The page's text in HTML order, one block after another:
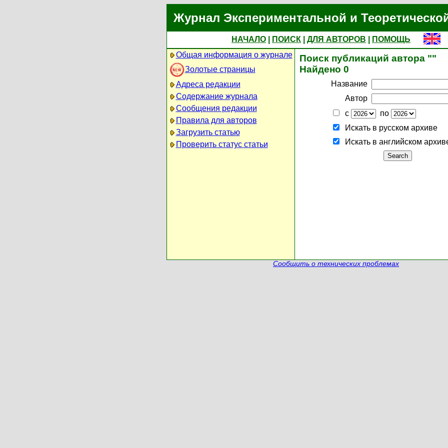
Журнал Экспериментальной и
НАЧАЛО ПОИСК ДЛЯ АВТОРОВ
ПОМОЩЬ
Общая информация о журнале
Золотые страницы
Адреса редакции
Содержание журнала
Сообщения редакции
Правила для авторов
Загрузить статью
Проверить статус статьи
Поиск публикаций автора ""
Найдено 0
Название
Автор
с
по
Искать в русском архиве
Искать в английском
Сообщить о технических проблемах